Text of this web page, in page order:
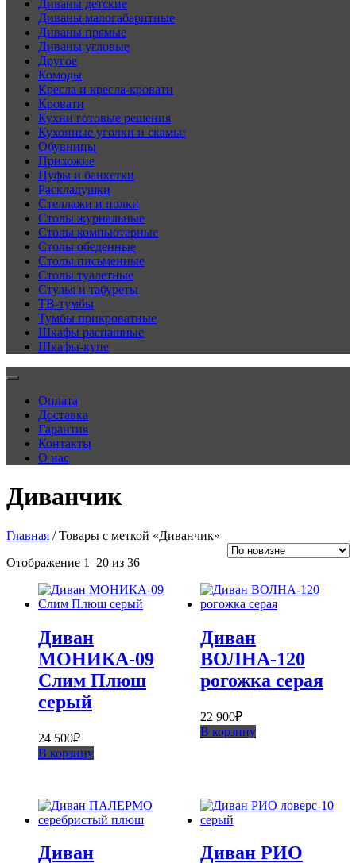
Диваны детские
Диваны малогабаритные
Диваны прямые
Диваны угловые
Другое
Комоды
Кресла и кресла-кровати
Кровати
Кухни готовые решения
Кухонные уголки и скамьи
Обувницы
Прихожие
Пуфы и банкетки
Раскладушки
Стеллажи и полки
Столы журнальные
Столы компьютерные
Столы обеденные
Столы письменные
Столы туалетные
Стулья и табуреты
ТВ-тумбы
Тумбы прикроватные
Шкафы распашные
Шкафы-купе
Оплата
Доставка
Гарантия
Контакты
О нас
Диванчик
Главная / Товары с меткой «Диванчик»
Отображение 1–20 из 36Сортировка:
недавние
Диван
МОНИКА-09
Слим Плюш
серый
24 500₽
В корзину
Диван
ВОЛНА-120
рогожка серая
22 900₽
В корзину
Диван Диван РИО